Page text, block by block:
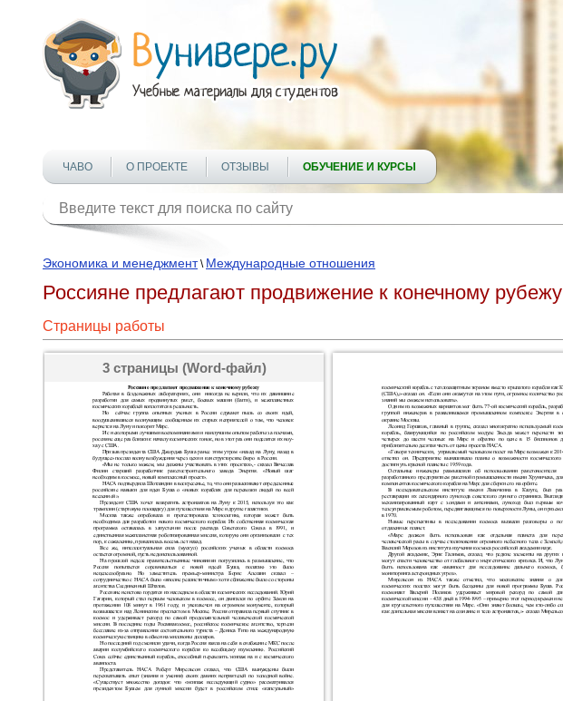
ЧАВО О ПРОЕКТЕ ОТЗЫВЫ ОБУЧЕНИЕ И КУРСЫ
Экономика и менеджмент\ Международные отношения
Россияне предлагают продвижение к конечному рубежу
Страницы работы
3 страницы (Word-файл)